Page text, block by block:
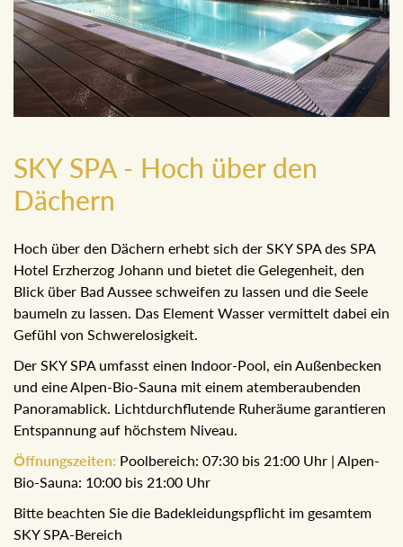
SKY SPA - Hoch über den
Dächern
Hoch über den Dächern erhebt sich der SKY SPA des SPA
Hotel Erzherzog Johann und bietet die Gelegenheit, den
Blick über Bad Aussee schweifen zu lassen und die Seele
baumeln zu lassen. Das Element Wasser vermittelt dabei ein
Gefühl von Schwerelosigkeit.
Der SKY SPA umfasst einen Indoor-Pool, ein Außenbecken
und eine Alpen-Bio-Sauna mit einem atemberaubenden
Panoramablick. Lichtdurchflutende Ruheräume garantieren
Entspannung auf höchstem Niveau.
Öffnungszeiten: Poolbereich: 07:30 bis 21:00 Uhr | Alpen-
Bio-Sauna: 10:00 bis 21:00 Uhr
Bitte beachten Sie die Badekleidungspflicht im gesamtem
SKY SPA-Bereich